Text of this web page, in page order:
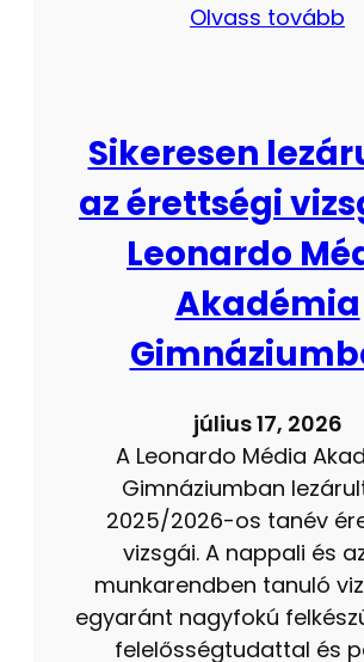
Olvass tovább
Sikeresen
az érettségi
Leonardo
Akadémia
július 17, 2026
A Leonardo Média
Gimnáziumban
2025/2026-os tanév
vizsgái. A nappali és
munkarendben tanuló
egyaránt nagyfokú
felelősségtudattal és